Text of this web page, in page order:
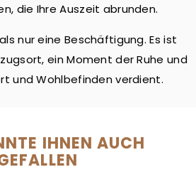
die Ihre Auszeit abrunden.
nur eine Beschäftigung. Es ist
ein Moment der Ruhe und
und Wohlbefinden verdient.
IHNEN AUCH